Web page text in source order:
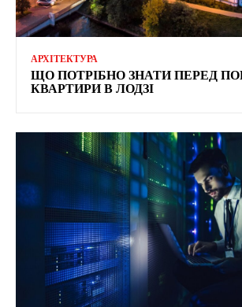
АРХІТЕКТУРА
ЩО ПОТРІБНО ЗНАТИ ПЕРЕД
КВАРТИРИ В ЛОДЗІ